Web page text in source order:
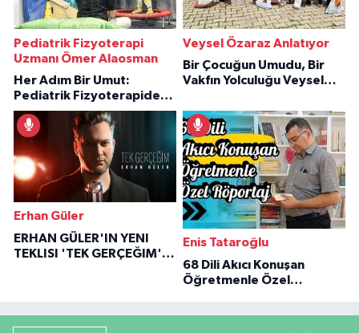
Pediatrik Fizyoterapi
Uzmanı Ömer Alaosman
Her Adım Bir Umut:
Pediatrik Fizyoterapiden
İlham Veren Hikâyeler
Veysel Özaraz Anlatıyor
Bir Çocuğun Umudu, Bir
Vakfın Yolculuğu Veysel
Erhan Güler
ERHAN GÜLER'IN YENI
TEKLISI 'TEK GERÇEĞIM'LE
Enis Tataroğlu
68 Dili Akıcı Konuşan
Öğretmenle Özel